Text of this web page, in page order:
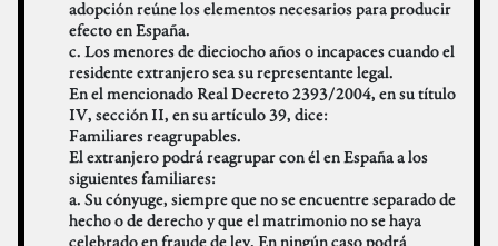
adopción reúne los elementos necesarios para producir
efecto en España.
c. Los menores de dieciocho años o incapaces cuando el
residente extranjero sea su representante legal.
En el mencionado Real Decreto 2393/2004, en su título
IV, sección II, en su artículo 39, dice:
Familiares reagrupables.
El extranjero podrá reagrupar con él en España a los
siguientes familiares:
a. Su cónyuge, siempre que no se encuentre separado de
hecho o de derecho y que el matrimonio no se haya
celebrado en fraude de ley. En ningún caso podrá